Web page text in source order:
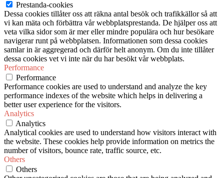
Prestanda-cookies
Dessa cookies tillåter oss att räkna antal besök och trafikkällor så att
vi kan mäta och förbättra vår webbplatsprestanda. De hjälper oss att
veta vilka sidor som är mer eller mindre populära och hur besökare
navigerar runt på webbplatsen. Informationen som dessa cookies
samlar in är aggregerad och därför helt anonym. Om du inte tillåter
dessa cookies vet vi inte när du har besökt vår webbplats.
Performance
Performance
Performance cookies are used to understand and analyze the key
performance indexes of the website which helps in delivering a
better user experience for the visitors.
Analytics
Analytics
Analytical cookies are used to understand how visitors interact with
the website. These cookies help provide information on metrics the
number of visitors, bounce rate, traffic source, etc.
Others
Others